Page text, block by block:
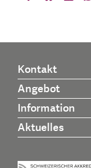
Kontakt
Angebot
Information
Aktuelles